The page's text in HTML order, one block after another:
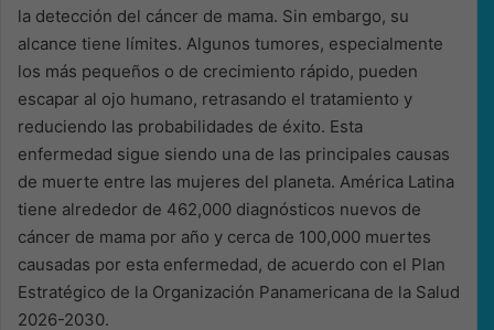
la detección del cáncer de mama. Sin embargo, su
alcance tiene límites. Algunos tumores, especialmente
los más pequeños o de crecimiento rápido, pueden
escapar al ojo humano, retrasando el tratamiento y
reduciendo las probabilidades de éxito. Esta
enfermedad sigue siendo una de las principales causas
de muerte entre las mujeres del planeta. América Latina
tiene alrededor de 462,000 diagnósticos nuevos de
cáncer de mama por año y cerca de 100,000 muertes
causadas por esta enfermedad, de acuerdo con el Plan
Estratégico de la Organización Panamericana de la Salud
2026-2030.